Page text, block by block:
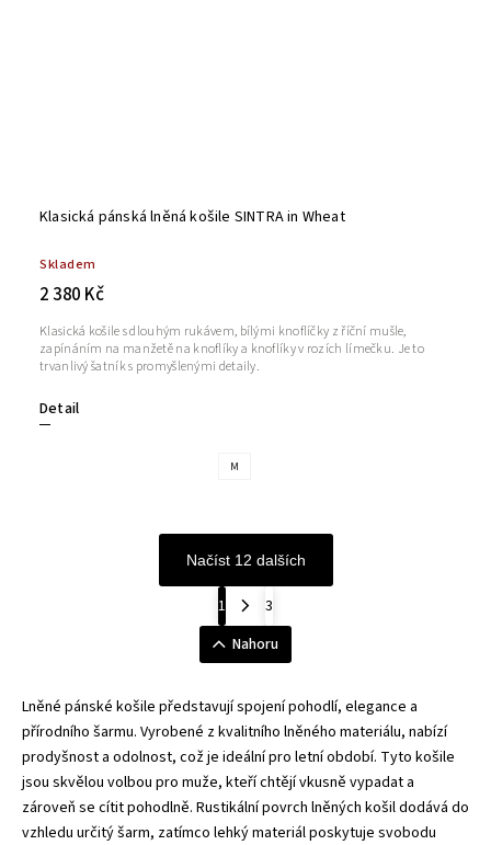
Klasická pánská lněná košile SINTRA in Wheat
Skladem
2 380 Kč
Detail
Klasická košile s dlouhým rukávem, bílými knoflíčky z říční mušle,
zapínáním na manžetě na knoflíky a knoflíky v rozích límečku. Je to
trvanlivý šatník s promyšlenými detaily.
M
Načíst 12 dalších
1
3
Nahoru
Lněné pánské košile představují spojení pohodlí, elegance a
přírodního šarmu. Vyrobené z kvalitního lněného materiálu, nabízí
prodyšnost a odolnost, což je ideální pro letní období. Tyto košile
jsou skvělou volbou pro muže, kteří chtějí vkusně vypadat a
zároveň se cítit pohodlně. Rustikální povrch lněných košil dodává do
vzhledu určitý šarm, zatímco lehký materiál poskytuje svobodu